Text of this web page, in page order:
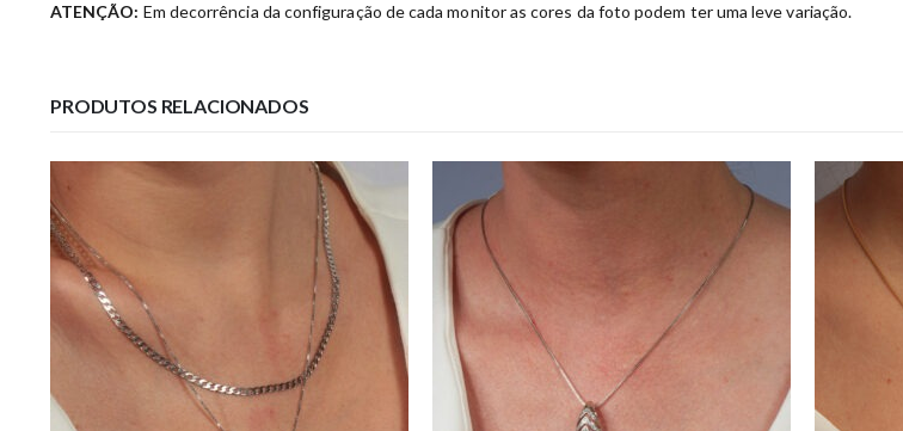
ATENÇÃO: Em decorrência da configuração de cada monitor as cores da foto podem ter uma leve variação.
PRODUTOS RELACIONADOS